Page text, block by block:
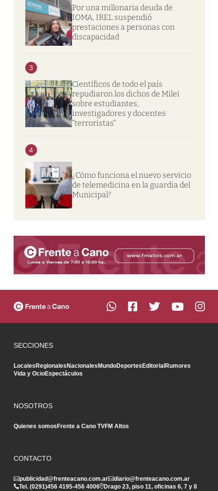
Por una millonaria deuda de
IOMA, IREL suspendió
prestaciones a personas con
discapacidad
3
Científicos de todo el país
repudiaron los dichos de Milei
sobre estudiantes,
investigadores y docentes
“terroristas”
4
¿Cómo funciona el nuevo servicio
de telemedicina en la guardia del
Municipal?
SECCIONES
Locales Regionales Nacionales MundoDeportes Editorial Rumores
Vida y OcioEspectáculos
NOSOTROS
Quienes somos Frente a Cano TVFM Altos
CONTACTO
publicidad@frenteacano.com.ar
diario@frenteacano.com.ar
Tel. (0291)456 4195-456 4006 Drago 23, piso 11, oficinas 6, 7 y 8